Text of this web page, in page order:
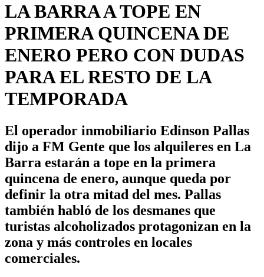
LA BARRA A TOPE EN
PRIMERA QUINCENA DE
ENERO PERO CON DUDAS
PARA EL RESTO DE LA
TEMPORADA
El operador inmobiliario Edinson Pallas
dijo a FM Gente que los alquileres en La
Barra estarán a tope en la primera
quincena de enero, aunque queda por
definir la otra mitad del mes. Pallas
también habló de los desmanes que
turistas alcoholizados protagonizan en la
zona y más controles en locales
comerciales.